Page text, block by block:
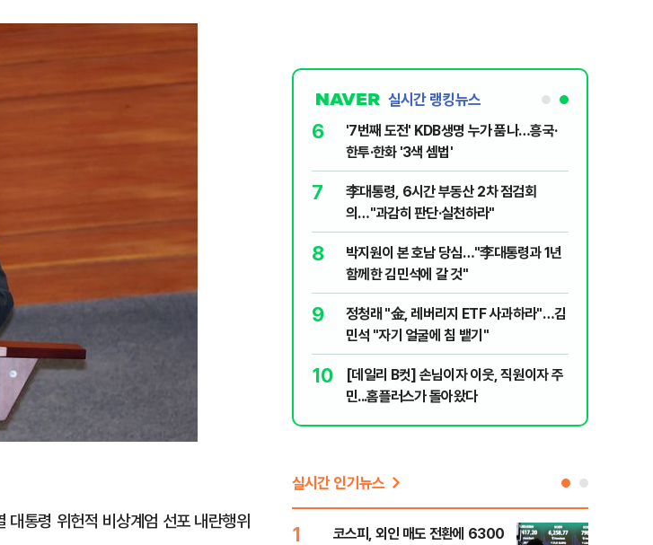
대통령 위헌적 비상계엄 선포 내란행위
실시간 랭킹뉴스
[속보] '길이 1.5m' 안동 물놀이장서 구렁
"편해서 매일 신었는데"...전문가가 경고한
송영길·김민석, '조희대 탄핵' 외치자…與
4
[단독] 천하람, 국회의원 최초 논산 훈련소
5
'국장만 하라고?'…ISA 세제개편에 개미
6
'7번째 도전' KDB생명 누가 품나…흥국·
한투·한화 '3색 셈법'
7
李대통령, 6시간 부동산 2차 점검회
의…"과감히 판단·실천하라"
8
박지원이 본 호남 당심…"李대통령과 1년
함께한 김민석에 갈 것"
9
정청래 "金, 레버리지 ETF 사과하라"…김
민석 "자기 얼굴에 침 뱉기"
10
[데일리 B컷] 손님이자 이웃, 직원이자 주
민...홈플러스가 돌아왔다
실시간 인기뉴스
1
코스피, 외인 매도 전환에 6300